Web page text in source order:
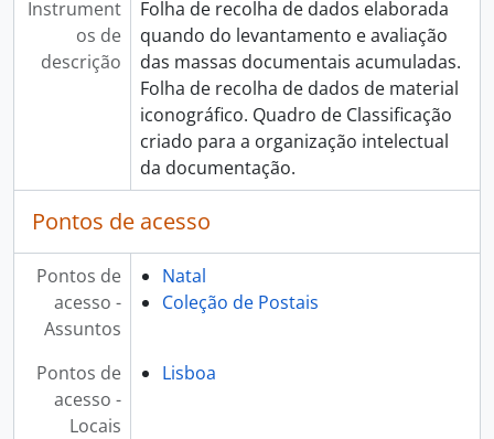
Instrument
os de
descrição
Folha de recolha de dados elaborada
quando do levantamento e avaliação
das massas documentais acumuladas.
Folha de recolha de dados de material
iconográfico. Quadro de Classificação
criado para a organização intelectual
da documentação.
Pontos de acesso
Pontos de
acesso -
Assuntos
Natal
Coleção de Postais
Pontos de
acesso -
Locais
Lisboa